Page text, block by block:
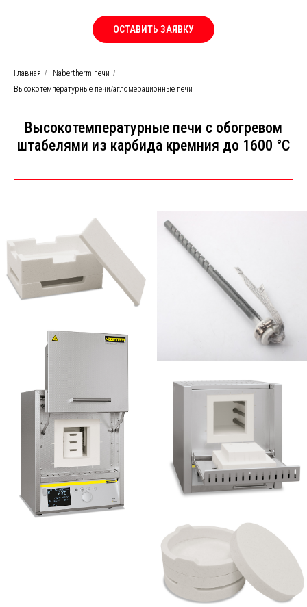
ОСТАВИТЬ ЗАЯВКУ
Главная / Nabertherm печи /
Высокотемпературные печи/агломерационные печи
Bысокотемпературные печи с обогревом
штабелями из карбида кремния до 1600 °C